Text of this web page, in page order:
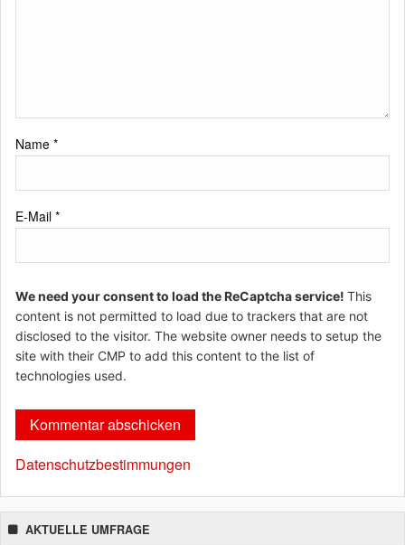
Name *
E-Mail *
We need your consent to load the ReCaptcha service! This
content is not permitted to load due to trackers that are not
disclosed to the visitor. The website owner needs to setup the
site with their CMP to add this content to the list of
technologies used.
Datenschutzbestimmungen
AKTUELLE UMFRAGE